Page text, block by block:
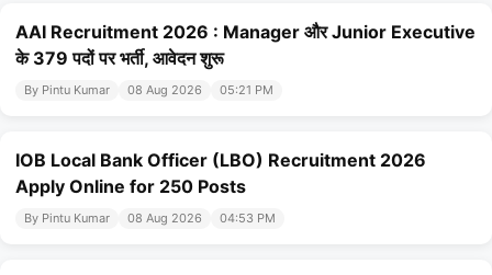
AAI Recruitment 2026 : Manager और Junior Executive
के 379 पदों पर भर्ती, आवेदन शुरू
By Pintu Kumar 08 Aug 2026 05:21 PM
IOB Local Bank Officer (LBO) Recruitment 2026
Apply Online for 250 Posts
By Pintu Kumar 08 Aug 2026 04:53 PM